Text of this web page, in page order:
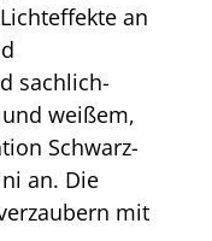
an
sachlich-
weißem,
Schwarz-
an. Die
mit